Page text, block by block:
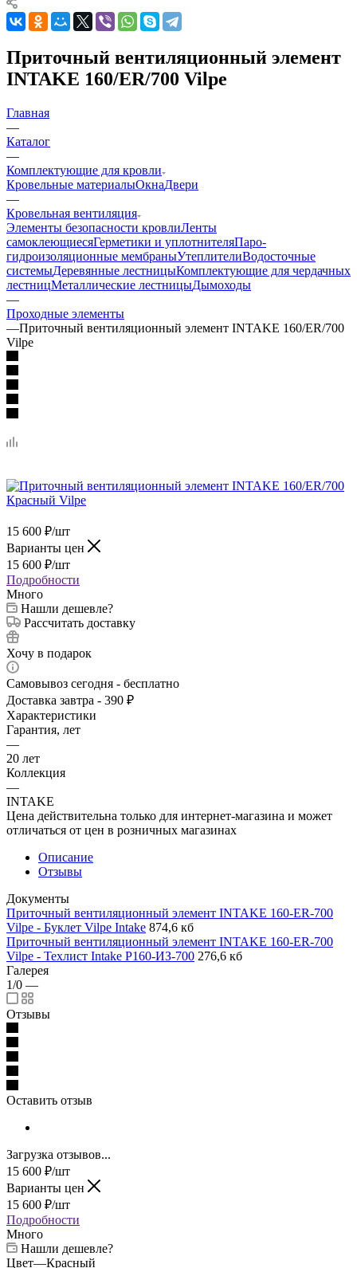
Приточный вентиляционный элемент
INTAKE 160/ER/700 Vilpe
Главная
—
Каталог
—
Комплектующие для кровли
Кровельные материалыОкнаДвери
—
Кровельная вентиляция
Элементы безопасности кровлиЛенты
самоклеющиесяГерметики и уплотнителяПаро-
гидроизоляционные мембраныУтеплителиВодосточные
системыДеревянные лестницыКомплектующие для чердачных
лестницМеталлические лестницыДымоходы
—
Проходные элементы
—Приточный вентиляционный элемент INTAKE 160/ER/700
Vilpe
15 600 ₽/шт
Варианты цен
15 600 ₽/шт
Подробности
Много
Нашли дешевле?
Рассчитать доставку
Хочу в подарок
Самовывоз сегодня - бесплатно
Доставка завтра - 390 ₽
Характеристики
Гарантия, лет
—
20 лет
Коллекция
—
INTAKE
Цена действительна только для интернет-магазина и может
отличаться от цен в розничных магазинах
Описание
Отзывы
Документы
Приточный вентиляционный элемент INTAKE 160-ER-700
Vilpe - Буклет Vilpe Intake 874,6 кб
Приточный вентиляционный элемент INTAKE 160-ER-700
Vilpe - Техлист Intake P160-ИЗ-700 276,6 кб
Галерея
1/0 —
Отзывы
Оставить отзыв
Загрузка отзывов...
15 600 ₽/шт
Варианты цен
15 600 ₽/шт
Подробности
Много
Нашли дешевле?
Цвет—Красный